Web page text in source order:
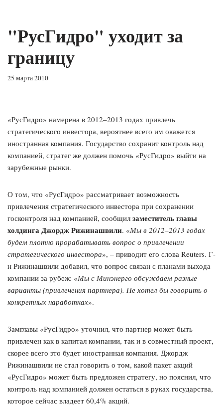
"РусГидро" уходит за
границу
25 марта 2010
«РусГидро» намерена в 2012–2013 годах привлечь
стратегического инвестора, вероятнее всего им окажется
иностранная компания. Государство сохранит контроль над
компанией, стратег же должен помочь «РусГидро» выйти на
зарубежные рынки.
О том, что «РусГидро» рассматривает возможность
привлечения стратегического инвестора при сохранении
госконтроля над компанией, сообщил заместитель главы
холдинга Джордж Рижинашвили. «Мы в 2012–2013 годах
будем плотно прорабатывать вопрос о привлечении
стратегического инвестора», – приводит его слова Reuters. Г-
н Рижинашвили добавил, что вопрос связан с планами выхода
компании за рубеж: «Мы с Минэнерго обсуждаем разные
варианты (привлечения партнера). Не хотел бы говорить о
конкретных наработках».
Замглавы «РусГидро» уточнил, что партнер может быть
привлечен как в капитал компании, так и в совместный проект,
скорее всего это будет иностранная компания. Джордж
Рижинашвили не стал говорить о том, какой пакет акций
«РусГидро» может быть предложен стратегу, но пояснил, что
контроль над компанией должен остаться в руках государства,
которое сейчас владеет 60,4% акций.